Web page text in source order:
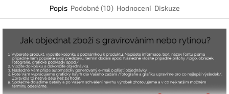
Popis Podobné (10) Hodnocení Diskuze